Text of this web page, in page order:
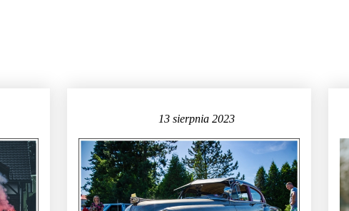
13 sierpnia 2023